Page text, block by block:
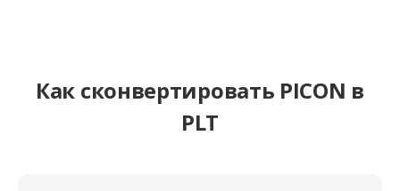
Как сконвертировать PICON в
PLT